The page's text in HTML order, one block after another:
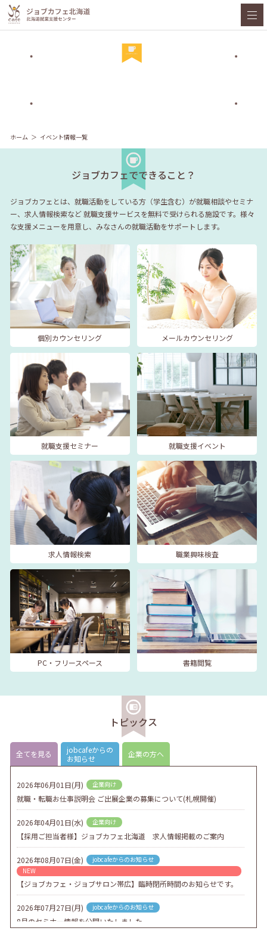
ホーム イベント情報一覧
ジョブカフェでできること？
ジョブカフェとは、就職活動をしている方（学生含む）が就職相談やセミナ
ー、求人情報検索など就職支援サービスを無料で受けられる施設です。様々
な支援メニューを用意し、みなさんの就職活動をサポートします。
個別カウンセリング メールカウンセリング
就職支援セミナー 就職支援イベント
求人情報検索 職業興味検査
PC・フリースペース 書籍閲覧
トピックス
全てを見る
jobcafeからの
お知らせ
企業の方へ
2026年06月01日(月) 企業向け
就職・転職お仕事説明会 ご出展企業の募集について(札幌開催)
2026年04月01日(水) 企業向け
【採用ご担当者様】ジョブカフェ北海道 求人情報掲載のご案内
2026年08月07日(金)
jobcafeからのお知らせ
NEW
【ジョブカフェ・ジョブサロン帯広】臨時閉所時間のお知らせです。
2026年07月27日(月) jobcafeからのお知らせ
8月のセミナー情報を公開いたしました。